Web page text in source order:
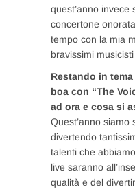
quest’anno invece
concertone
tempo con la mia
bravissimi musicisti
Restando in
boa con “The
ad ora e cosa si
Quest’anno siamo
divertendo
talenti che
live saranno
qualità e del